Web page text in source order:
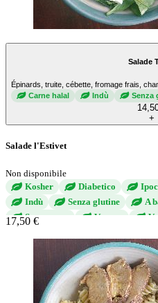
Salade
Épinards, truite, cébette, fromage frais,
Carne halal
Indù Senza
+
Salade l'Estivet
Non disponibile
Kosher
Diabetico
Indù
Senza glutine
A
Senza uova
Vegano
17,50 €